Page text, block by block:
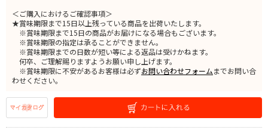
＜ご購入におけるご確認事項＞
★賞味期限まで15日以上残っている商品を出荷いたします。
※賞味期限まで15日の商品がお届けになる場合もございます。
※賞味期限の指定は承ることができません。
※賞味期限までの日数が短い等による返品は受けかねます。
何卒、ご理解賜りますようお願い申し上げます。
※賞味期限に不安があるお客様は必ずお問い合わせフォームまでお問い合
わせください。